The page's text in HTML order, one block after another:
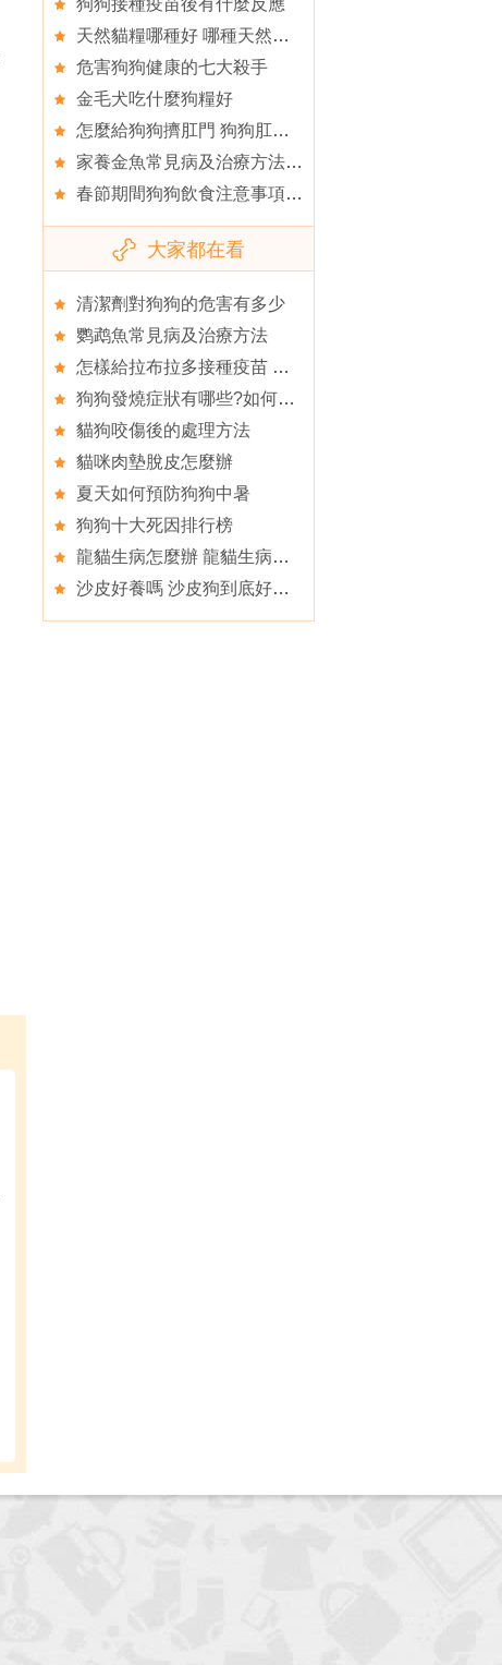
狗狗接種疫苗後有什麼反應
天然貓糧哪種好 哪種天然貓糧好
危害狗狗健康的七大殺手
金毛犬吃什麼狗糧好
怎麼給狗狗擠肛門 狗狗肛門怎麼擠
家養金魚常見病及治療方法介紹
春節期間狗狗飲食注意事項及飲食禁忌
大家都在看
清潔劑對狗狗的危害有多少
鹦鹉魚常見病及治療方法
怎樣給拉布拉多接種疫苗 給小拉接種疫苗的方法
狗狗發燒症狀有哪些?如何治療?
貓狗咬傷後的處理方法
貓咪肉墊脫皮怎麼辦
夏天如何預防狗狗中暑
狗狗十大死因排行榜
龍貓生病怎麼辦 龍貓生病常用藥
沙皮好養嗎 沙皮狗到底好不好養